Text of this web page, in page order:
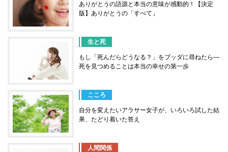
ありがとうの語源と本当の意味が感動的！【決定
版】ありがとうの「すべて」
生と死
もし「死んだらどうなる？」をブッダに尋ねたら―
死を見つめることは本当の幸せの第一歩
こころ
自分を変えたいアラサー女子が、いろいろ試した結
果、たどり着いた答え
人間関係